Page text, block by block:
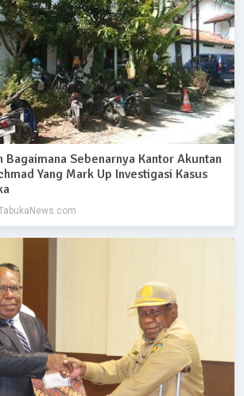
Bagaimana Sebenarnya Kantor Akuntan
Yang Mark Up Investigasi Kasus